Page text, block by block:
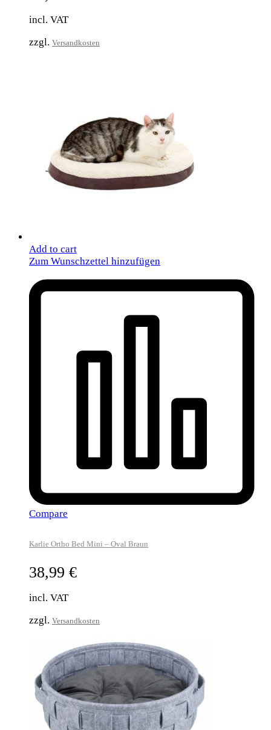
incl. VAT
zzgl. Versandkosten
Add to cart
Zum Wunschzettel hinzufügen
Compare
Karlie Ortho Bed Mini – Oval Braun
38,99 €
incl. VAT
zzgl. Versandkosten